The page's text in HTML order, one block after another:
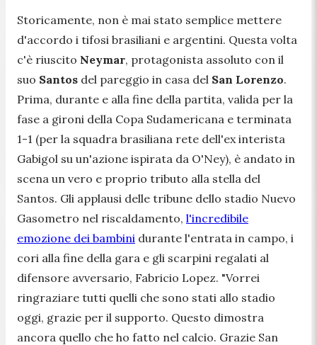
Storicamente, non è mai stato semplice mettere
d'accordo i tifosi brasiliani e argentini. Questa volta
c'è riuscito Neymar, protagonista assoluto con il
suo Santos del pareggio in casa del San Lorenzo.
Prima, durante e alla fine della partita, valida per la
fase a gironi della Copa Sudamericana e terminata
1-1 (per la squadra brasiliana rete dell'ex interista
Gabigol su un'azione ispirata da O'Ney), è andato in
scena un vero e proprio tributo alla stella del
Santos. Gli applausi delle tribune dello stadio Nuevo
Gasometro nel riscaldamento, l'incredibile
emozione dei bambini durante l'entrata in campo, i
cori alla fine della gara e gli scarpini regalati al
difensore avversario, Fabricio Lopez. "Vorrei
ringraziare tutti quelli che sono stati allo stadio
oggi, grazie per il supporto. Questo dimostra
ancora quello che ho fatto nel calcio. Grazie San